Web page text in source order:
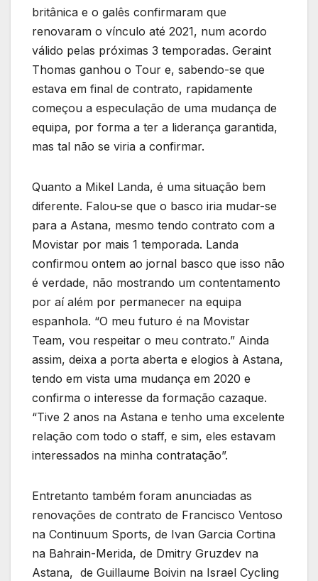
britânica e o galês confirmaram que
renovaram o vínculo até 2021, num acordo
válido pelas próximas 3 temporadas. Geraint
Thomas ganhou o Tour e, sabendo-se que
estava em final de contrato, rapidamente
começou a especulação de uma mudança de
equipa, por forma a ter a liderança garantida,
mas tal não se viria a confirmar.
Quanto a Mikel Landa, é uma situação bem
diferente. Falou-se que o basco iria mudar-se
para a Astana, mesmo tendo contrato com a
Movistar por mais 1 temporada. Landa
confirmou ontem ao jornal basco que isso não
é verdade, não mostrando um contentamento
por aí além por permanecer na equipa
espanhola. “O meu futuro é na Movistar
Team, vou respeitar o meu contrato.” Ainda
assim, deixa a porta aberta e elogios à Astana,
tendo em vista uma mudança em 2020 e
confirma o interesse da formação cazaque.
“Tive 2 anos na Astana e tenho uma excelente
relação com todo o staff, e sim, eles estavam
interessados na minha contratação”.
Entretanto também foram anunciadas as
renovações de contrato de Francisco Ventoso
na Continuum Sports, de Ivan Garcia Cortina
na Bahrain-Merida, de Dmitry Gruzdev na
Astana, de Guillaume Boivin na Israel Cycling